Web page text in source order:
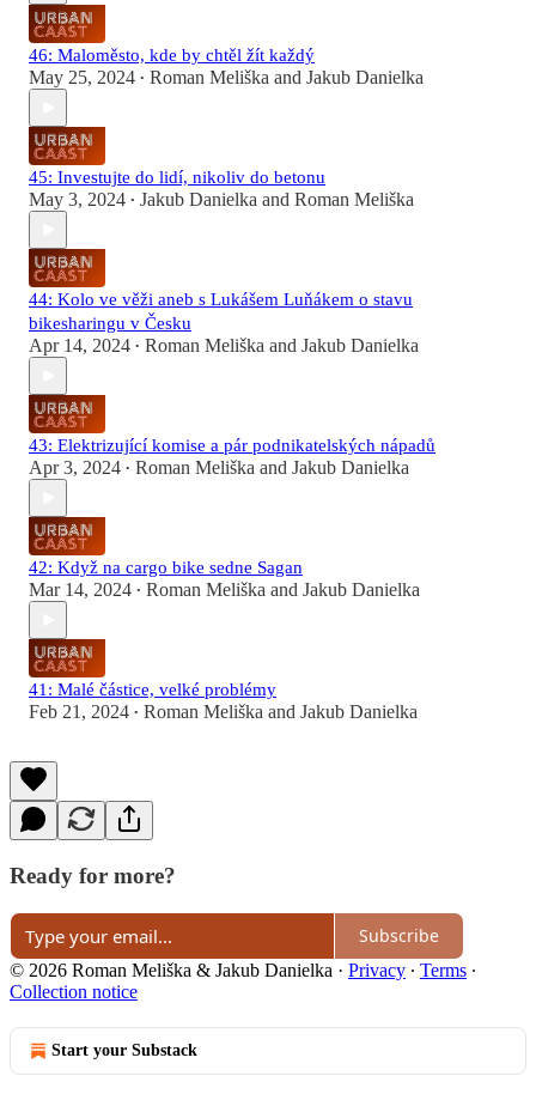
46: Maloměsto, kde by chtěl žít každý
May 25, 2024 • Roman Meliška and Jakub Danielka
45: Investujte do lidí, nikoliv do betonu
May 3, 2024 • Jakub Danielka and Roman Meliška
44: Kolo ve věži aneb s Lukášem Luňákem o stavu
bikesharingu v Česku
Apr 14, 2024 • Roman Meliška and Jakub Danielka
43: Elektrizující komise a pár podnikatelských nápadů
Apr 3, 2024 • Roman Meliška and Jakub Danielka
42: Když na cargo bike sedne Sagan
Mar 14, 2024 • Roman Meliška and Jakub Danielka
41: Malé částice, velké problémy
Feb 21, 2024 • Roman Meliška and Jakub Danielka
Ready for more?
Subscribe
© 2026 Roman Meliška & Jakub Danielka · Privacy ∙ Terms ∙
Collection notice
Start your Substack